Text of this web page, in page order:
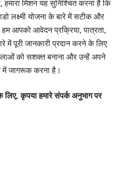
मिशन यह सुनिश्चित करना है कि
लक्ष्मी योजना के बारे में सटीक और
आपको आवेदन प्रक्रिया, पात्रता,
पूरी जानकारी प्रदान करने के लिए
को सशक्त बनाना और उन्हें अपने
में जागरूक करना है।
लिए, कृपया हमारे संपर्क अनुभाग पर